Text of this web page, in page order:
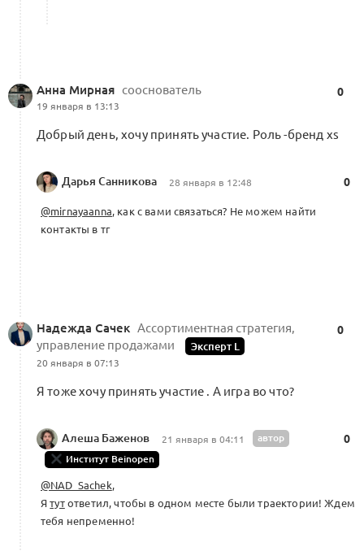
Проект: Как привлечь 30 млн
Акселератор: Обсуждение результатов,
вопросы, подготовка к главному
Анна Мирная сооснователь
19 января в 13:13
0
Добрый день, хочу принять участие. Роль -бренд xs
Дарья Санникова 28 января в 12:48 0
@mirnayaanna, как с вами связаться? Не можем найти
контакты в тг
Надежда Сачек Ассортиментная стратегия,
управление продажами
Эксперт L
20 января в 07:13
0
Я тоже хочу принять участие . А игра во что?
Алеша Баженов 21 января в 04:11
автор
Институт Beinopen
0
@NAD_Sachek,
Ятутответил, чтобы в одном месте были траектории! Ждем
тебя непременно!